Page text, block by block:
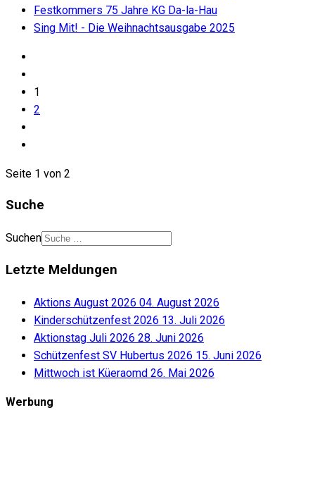
Festkommers 75 Jahre KG Da-la-Hau
Sing Mit! - Die Weihnachtsausgabe 2025
1
2
Seite 1 von 2
Suche
Suchen
Letzte Meldungen
Aktions August 2026 04. August 2026
Kinderschützenfest 2026 13. Juli 2026
Aktionstag Juli 2026 28. Juni 2026
Schützenfest SV Hubertus 2026 15. Juni 2026
Mittwoch ist Küeraomd 26. Mai 2026
Werbung